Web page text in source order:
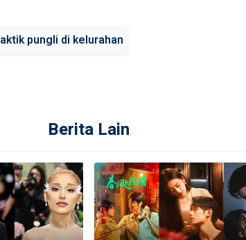
pungli di kelurahan
Berita Lain